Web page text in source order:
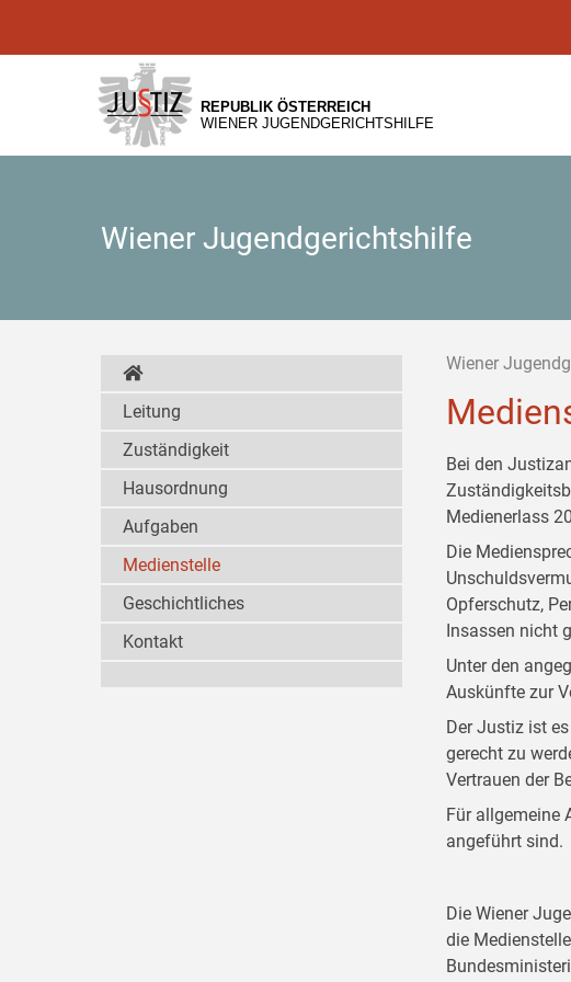
[1]
[2]
[3]
REPUBLIK ÖSTERREICH
WIENER JUGENDGERICHTSHILFE
Wiener Jugendgerichtshilfe
Wiener
Bei den
Medienerlass
Die
Opferschutz,
Insassen nicht
Unter den
Auskünfte zur
Der Justiz ist
gerecht zu
Vertrauen der
Für allgemeine
angeführt sind.
Die Wiener
die
Leitung
Zuständigkeit
Hausordnung
Aufgaben
Medienstelle
Geschichtliches
Kontakt